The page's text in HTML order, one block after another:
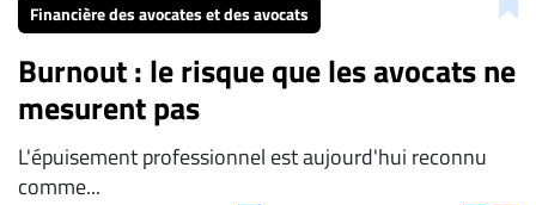
Financière des avocates et des avocats
Burnout : le risque que les avocats ne
mesurent pas
L'épuisement professionnel est aujourd'hui reconnu
comme...